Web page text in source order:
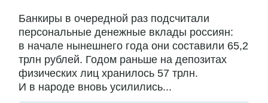
Банкиры в очередной раз подсчитали
персональные денежные вклады россиян:
в начале нынешнего года они составили 65,2
трлн рублей. Годом раньше на депозитах
физических лиц хранилось 57 трлн.
И в народе вновь усилились...